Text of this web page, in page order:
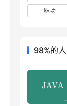
职场
98%的